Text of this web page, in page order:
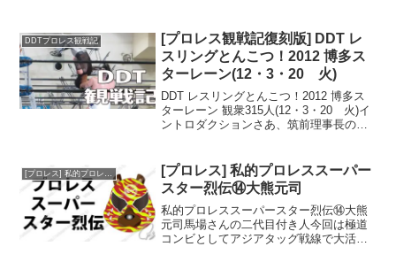
いったが、実をいうと北九州のプ...
DDTプロレス観戦記
[プロレス観戦記復刻版] DDT レ
スリングとんこつ！2012 博多ス
ターレーン(12・3・20 火)
DDT レスリングとんこつ！2012 博多ス
ターレーン 観衆315人(12・3・20 火)イ
ントロダクションさあ、筑前理事長のあ
て、一分前に博多駅に到着！そこからス
ターレー...
[プロレス] 私的プロレススーパー
スター烈伝⑭大熊元司
私的プロレススーパースター烈伝⑭大熊
元司馬場さんの二代目付き人今回は極道
コンビとしてアジアタッグ戦線で大活躍